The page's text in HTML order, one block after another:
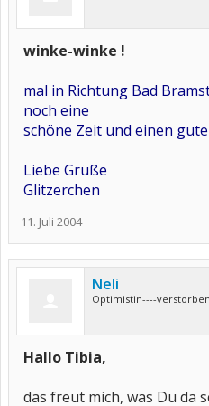
winke-winke !
mal in Richtung Bad
noch eine
schöne Zeit und einen
Liebe Grüße
Glitzerchen
11. Juli 2004
Neli
Optimistin----verstorben
Hallo Tibia,
das freut mich, was Du da